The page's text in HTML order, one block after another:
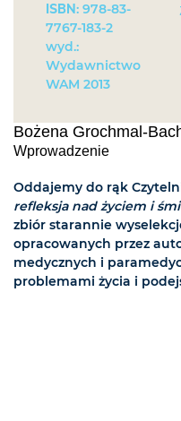
ISBN: 978-83-
7767-183-2
wyd.:
Wydawnictwo
WAM 2013
Bożena Grochmal-
Wprowadzenie
Oddajemy do rąk
refleksja nad życiem i
zbiór starannie
opracowanych przez
medycznych i
problemami życia i